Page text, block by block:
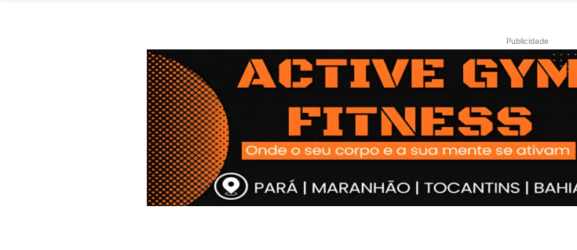
Publicidade